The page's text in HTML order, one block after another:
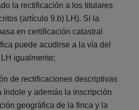
la rectificación a los titulares
(artículo 9.b) LH). Si la
en certificación catastral
puede acudirse a la vía del
igualmente;
de rectificaciones descriptivas
índole y además la inscripción
geográfica de la finca y la